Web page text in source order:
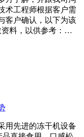
术工程师根据客户需
客户确认，以下为该
资料，以供参考：…
用先进的冻干机设备